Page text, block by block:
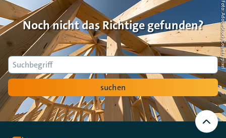
Noch nicht das Richtige gefunden?
Suche
suchen
Foto: AdobeStock/Countrypixel
Nach
oben
Scrollen